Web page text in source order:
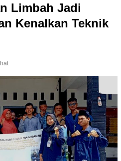
Limbah Jadi
Kenalkan Teknik